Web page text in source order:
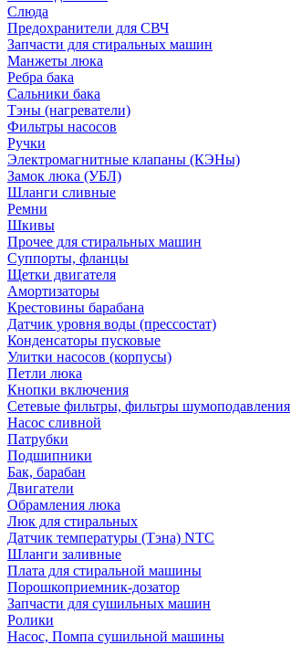
Слюда
Предохранители для СВЧ
Запчасти для стиральных машин
Манжеты люка
Ребра бака
Сальники бака
Тэны (нагреватели)
Фильтры насосов
Ручки
Электромагнитные клапаны (КЭНы)
Замок люка (УБЛ)
Шланги сливные
Ремни
Шкивы
Прочее для стиральных машин
Суппорты, фланцы
Щетки двигателя
Амортизаторы
Крестовины барабана
Датчик уровня воды (прессостат)
Конденсаторы пусковые
Улитки насосов (корпусы)
Петли люка
Кнопки включения
Сетевые фильтры, фильтры шумоподавления
Насос сливной
Патрубки
Подшипники
Бак, барабан
Двигатели
Обрамления люка
Люк для стиральных
Датчик температуры (Тэна) NTC
Шланги заливные
Плата для стиральной машины
Порошкоприемник-дозатор
Запчасти для сушильных машин
Ролики
Насос, Помпа сушильной машины